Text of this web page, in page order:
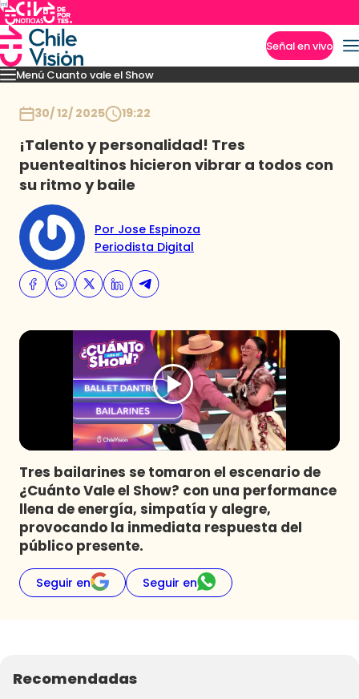
Señal en vivo
Menú Cuanto vale el Show
Momentos Presentaciones Capítulos Casting Noticias
30/ 12/ 2025 19:22
¡Talento y personalidad! Tres
puentealtinos hicieron vibrar a todos con
su ritmo y baile
Por Jose Espinoza
Periodista Digital
Tres bailarines se tomaron el escenario de
¿Cuánto Vale el Show? con una performance
llena de energía, simpatía y alegre,
provocando la inmediata respuesta del
público presente.
Seguir en Seguir en
Recomendadas
Imperdibles
Programas
Club De La Comedia
Contigo en Directo
Plan Perfecto
El Tiempo
Sabingo
Todos Los Programas